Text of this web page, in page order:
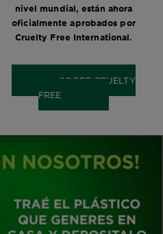
nivel mundial, están ahora
oficialmente aprobados por
Cruelty Free International.
SOBRE CRUELTY
FREE